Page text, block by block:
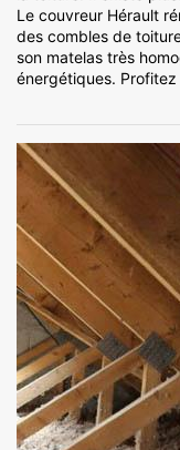
Le couvreur Hérault
des combles de
son matelas très
énergétiques.